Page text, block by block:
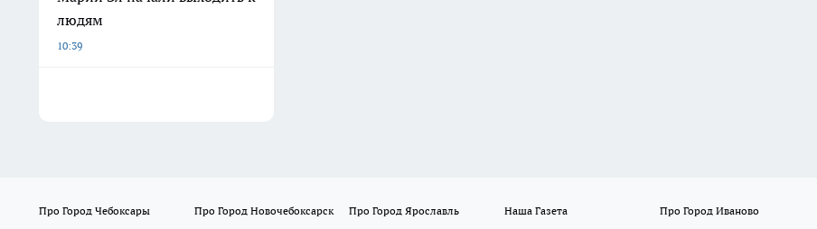
людям
10:39
Про Город Чебоксары Про Город Новочебоксарск Про Город Ярославль Наша Газета
Про Город Иваново